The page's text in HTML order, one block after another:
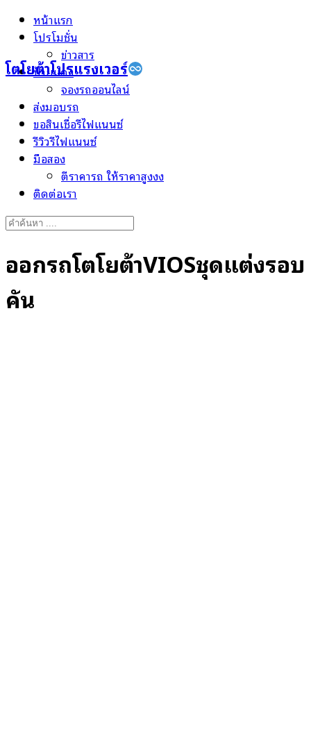
Skip
โตโยต้าโปรแรงเวอร์
หน้าแรก
โปรโมชั่น
ข่าวสาร
ป้ายแดง
จองรถออนไลน์
ส่งมอบรถ
ขอสินเชื่อรีไฟแนนซ์
รีวิวรีไฟแนนซ์
มือสอง
ตีราคารถ ให้ราคาสูงงง
ติดต่อเรา
Search
ออกรถโตโยต้าVIOSชุดแต่งรอบ
คัน